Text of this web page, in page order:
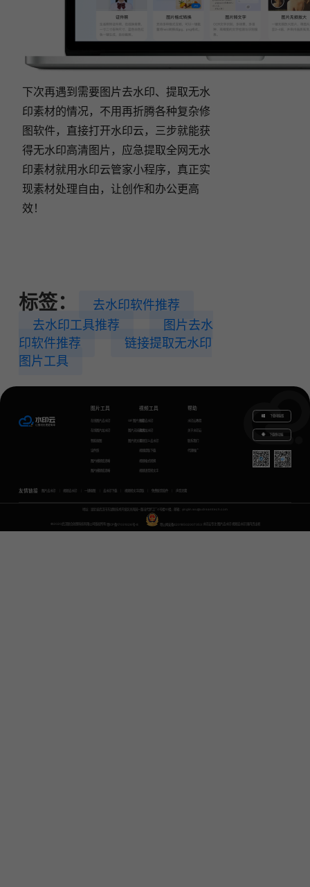
下次再遇到需要图片去水印、提取无水
印素材的情况，不用再折腾各种复杂修
图软件，直接打开水印云，三步就能获
得无水印高清图片，应急提取全网无水
印素材就用水印云管家小程序，真正实
现素材处理自由，让创作和办公更高
效！
标签：
去水印软件推荐
去水印工具推荐
图片去水
印软件推荐
链接提取无水印
图片工具
图片工具
在线图片去水印
在线图片加水印
智能抠图
证件照
图片模糊变清晰
图片模糊变清晰
GIF图片生成
图片无损放大
图片转文字
视频工具
视频去水印
视频加水印
视频怎么去水印
视频提取下载
视频格式转换
视频语音转文字
帮助
水印云教程
关于水印云
联系我们
代理推广
下载电脑版
下载移动端
友情链接 图片去水印 视频去水印 一键抠图 去水印下载 视频转文字提取 免费配音软件 声音克隆
地址：湖北省武汉市东湖新技术开发区关南园一路当代梦工厂4号楼10楼，邮箱：yinglin.wu@udreamtech.com
©2020武汉联合创想科技有限公司版权所有 鄂ICP备17031026号-8 鄂公网安备42018502007353 水印云专注 图片去水印 视频去水印 国内杰出者